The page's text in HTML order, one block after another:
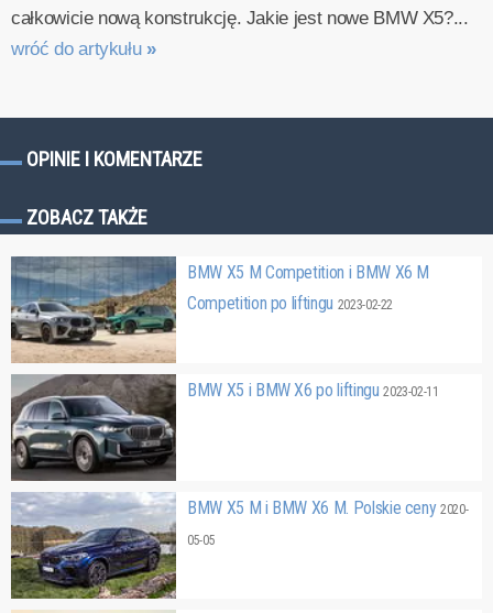
całkowicie nową konstrukcję. Jakie jest nowe BMW X5?...
wróć do artykułu »
OPINIE I KOMENTARZE
ZOBACZ TAKŻE
BMW X5 M Competition i BMW X6 M
Competition po liftingu 2023-02-22
BMW X5 i BMW X6 po liftingu2023-02-11
BMW X5 M i BMW X6 M. Polskie ceny2020-
05-05